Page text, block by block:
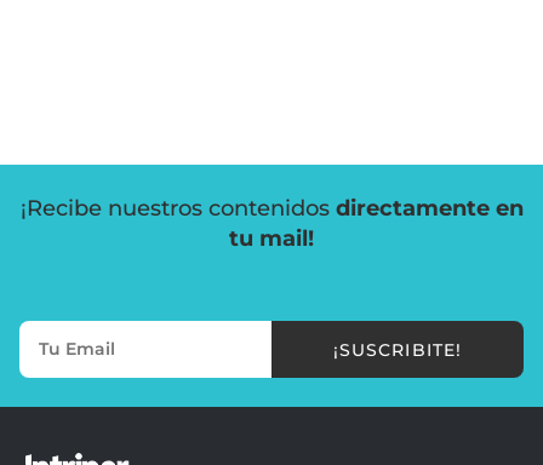
¡Recibe nuestros contenidos directamente en
tu mail!
¡SUSCRIBITE!